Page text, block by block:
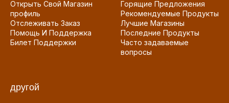
Открыть Свой Магазин
профиль
Отслеживать Заказ
Помощь И Поддержка
Билет Поддержки
Горящие Предложения
Рекомендуемые Продукты
Лучшие Магазины
Последние Продукты
Часто задаваемые
вопросы
другой